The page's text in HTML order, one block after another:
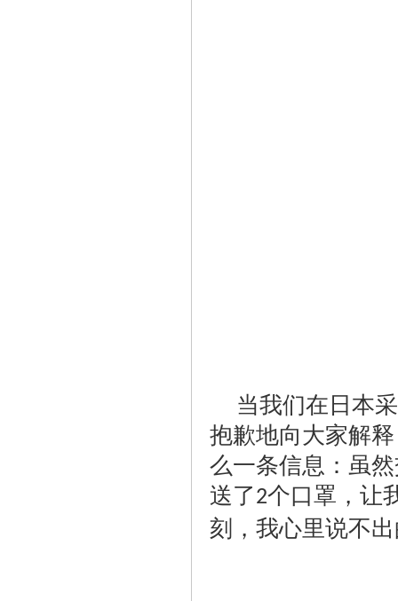
当我们在日本
抱歉地向大家解
么一条信息：虽
送了2个口罩，让
刻，我心里说不